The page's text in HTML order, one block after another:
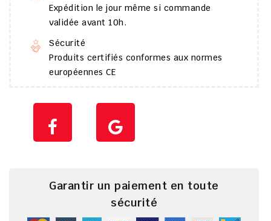
Expédition le jour même si commande
validée avant 10h.
Sécurité
Produits certifiés conformes aux normes
européennes CE
Garantir un paiement en toute
sécurité